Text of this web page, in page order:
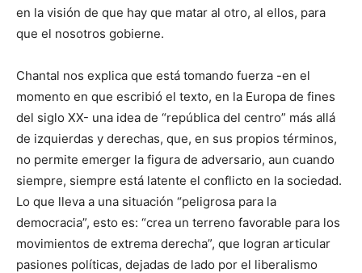
en la visión de que hay que matar al otro, al ellos, para
que el nosotros gobierne.
Chantal nos explica que está tomando fuerza -en el
momento en que escribió el texto, en la Europa de fines
del siglo XX- una idea de “república del centro” más allá
de izquierdas y derechas, que, en sus propios términos,
no permite emerger la figura de adversario, aun cuando
siempre, siempre está latente el conflicto en la sociedad.
Lo que lleva a una situación “peligrosa para la
democracia”, esto es: “crea un terreno favorable para los
movimientos de extrema derecha”, que logran articular
pasiones políticas, dejadas de lado por el liberalismo